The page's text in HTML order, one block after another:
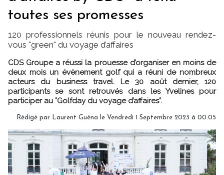
toutes ses promesses
120 professionnels réunis pour le nouveau rendez-
vous "green" du voyage d’affaires
CDS Groupe a réussi la prouesse d’organiser en moins de
deux mois un évènement golf qui a réuni de nombreux
acteurs du business travel. Le 30 août dernier, 120
participants se sont retrouvés dans les Yvelines pour
participer au "Golfday du voyage d’affaires".
Rédigé par Laurent Guéna le Vendredi 1 Septembre 2023 à 00:05